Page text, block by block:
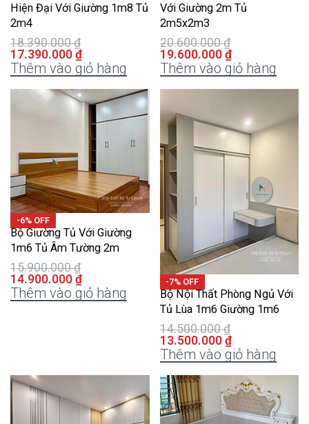
Hiện Đại Với Giường 1m8 Tủ
2m4
18.390.000₫
17.390.000 ₫
Thêm vào giỏ hàng
Với Giường 2m Tủ
2m5x2m3
20.600.000₫
19.600.000 ₫
Thêm vào giỏ hàng
-6% OFF
Bộ Giường Tủ Với Giường
1m6 Tủ Âm Tường 2m
15.900.000₫
14.900.000 ₫
Thêm vào giỏ hàng
-7% OFF
Bộ Nội Thất Phòng Ngủ Với
Tủ Lùa 1m6 Giường 1m6
14.500.000₫
13.500.000 ₫
Thêm vào giỏ hàng